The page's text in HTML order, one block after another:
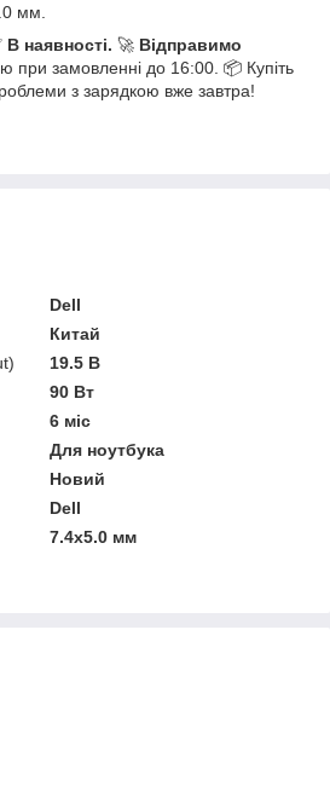
мм.
В наявності. 🚀 Відправимо
замовленні до 16:00. 📦 Купіть
з зарядкою вже завтра!
Dell
Китай
19.5 В
90 Вт
6 міс
Для ноутбука
Новий
Dell
7.4x5.0 мм